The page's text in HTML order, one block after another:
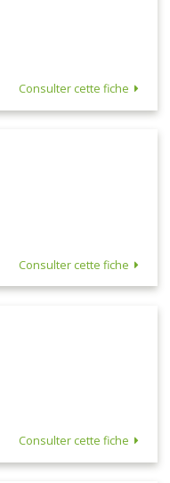
Consulter cette fiche
Consulter cette fiche
Consulter cette fiche